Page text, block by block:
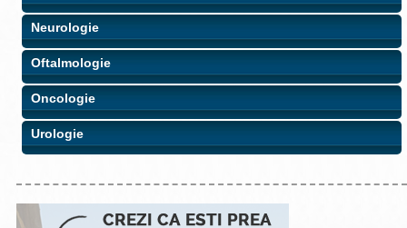
Neurologie
Oftalmologie
Oncologie
Urologie